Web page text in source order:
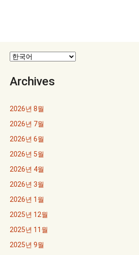
Archives
2026년 8월
2026년 7월
2026년 6월
2026년 5월
2026년 4월
2026년 3월
2026년 1월
2025년 12월
2025년 11월
2025년 9월